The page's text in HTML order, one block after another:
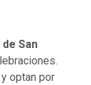
San
optan por